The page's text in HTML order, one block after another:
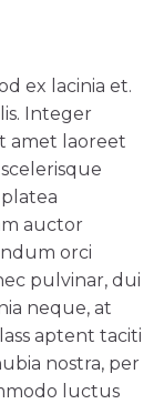
ex lacinia et.
Integer
amet laoreet
auctor
orci
pulvinar, dui
neque, at
aptent taciti
nostra, per
luctus